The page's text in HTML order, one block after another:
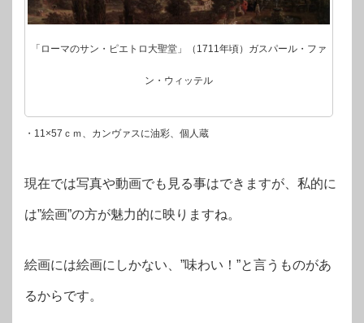
「ローマのサン・ピエトロ大聖堂」（1711年頃）ガスパール・ファ
ン・ウィッテル
・11×57ｃｍ、カンヴァスに油彩、個人蔵
現在では写真や動画でも見る事はできますが、私的に
は”絵画”の方が魅力的に映りますね。
絵画には絵画にしかない、”味わい！”と言うものがあ
るからです。